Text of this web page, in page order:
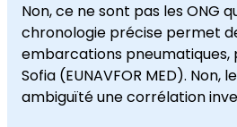
Non, ce ne sont pas les ONG
chronologie précise permet
embarcations pneumatiques,
Sofia (EUNAVFOR MED).
ambiguïté une corrélation